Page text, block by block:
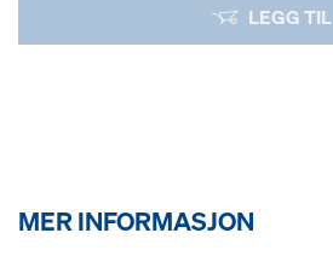
LEGG TIL
MER INFORMASJON